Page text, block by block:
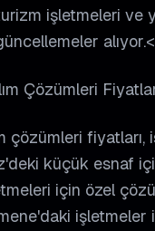
işletmeleri ve
Çözümleri
çözümleri
küçük esnaf
için özel